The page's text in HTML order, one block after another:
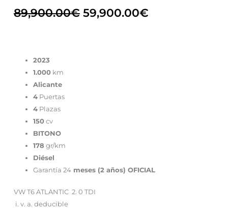
89,900.00€ 59,900.00€
2023
1.000 km
Alicante
4 Puertas
4 Plazas
150 cv
BITONO
178 gr/km
Diésel
Garantía 24 meses (2 años) OFICIAL
VW T6 ATLANTIC 2. 0 TDI
i. v. a. deducible